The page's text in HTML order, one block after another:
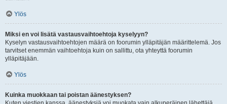
Ylös
Miksi en voi lisätä vastausvaihtoehtoja kyselyyn?
Kyselyn vastausvaihtoehtojen määrä on foorumin ylläpitäjän määrittelemä. Jos
tarvitset enemmän vaihtoehtoja kuin on sallittu, ota yhteyttä foorumin
ylläpitäjään.
Ylös
Kuinka muokkaan tai poistan äänestyksen?